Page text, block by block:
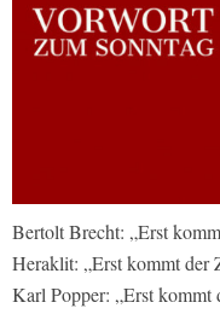
Bertolt Brecht: „Erst
Heraklit: „Erst kommt der
Karl Popper: „Erst kommt